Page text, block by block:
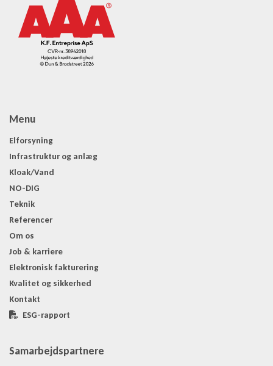
Menu
Elforsyning
Infrastruktur og anlæg
Kloak/Vand
NO-DIG
Teknik
Referencer
Om os
Job & karriere
Elektronisk fakturering
Kvalitet og sikkerhed
Kontakt
ESG-rapport
Samarbejdspartnere